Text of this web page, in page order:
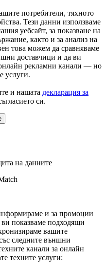
потребители, тяхното
Тези данни използваме
уебсайт, за показване на
както и за анализ на
това можем да сравняваме
доставчици и да ви
рекламни канали — но
услуги.
и нашата декларация за
си.
на данните
и за промоции
показваме подходящи
вашите
следните външни
канали за онлайн
техните услуги: